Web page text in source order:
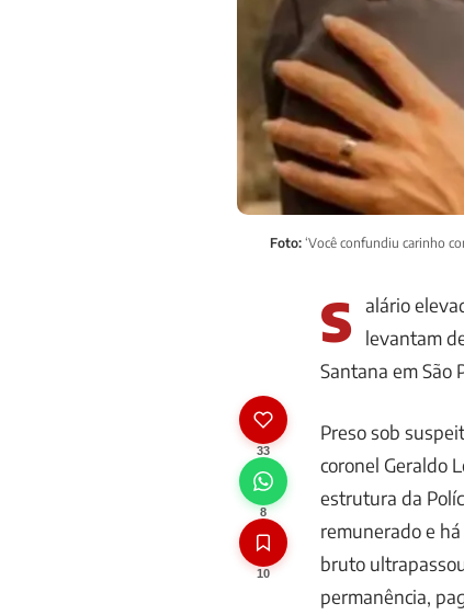
Foto: ‘Você confundiu carinho
33
8
10
S alário
levantam
Santana em São
Preso sob
coronel Geraldo
estrutura da
remunerado e
bruto
permanência,